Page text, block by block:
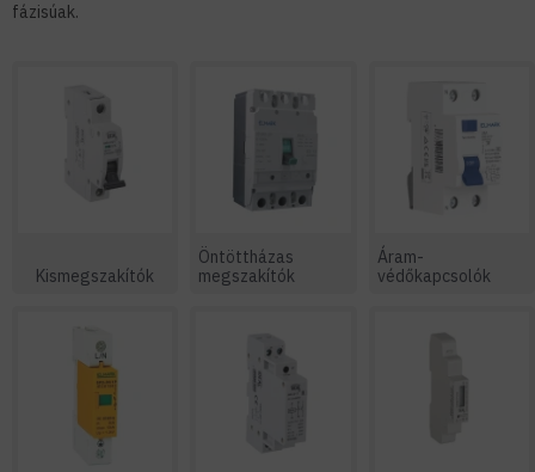
fázisúak.
Kismegszakítók
Öntöttházas
megszakítók
Áram-
védőkapcsolók